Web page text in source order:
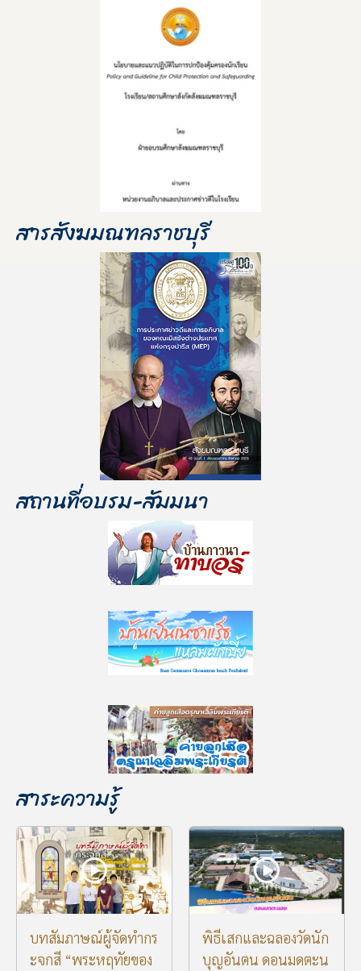
สารสังฆมณฑลราชบุรี
สถานที่อบรม-สัมมนา
สาระความรู้
บทสัมภาษณ์ผู้จัดทำกร
ะจกสี “พระหฤทัยของ
พิธีเสกและฉลองวัดนัก
บุญอันตน ดอนมดตะน